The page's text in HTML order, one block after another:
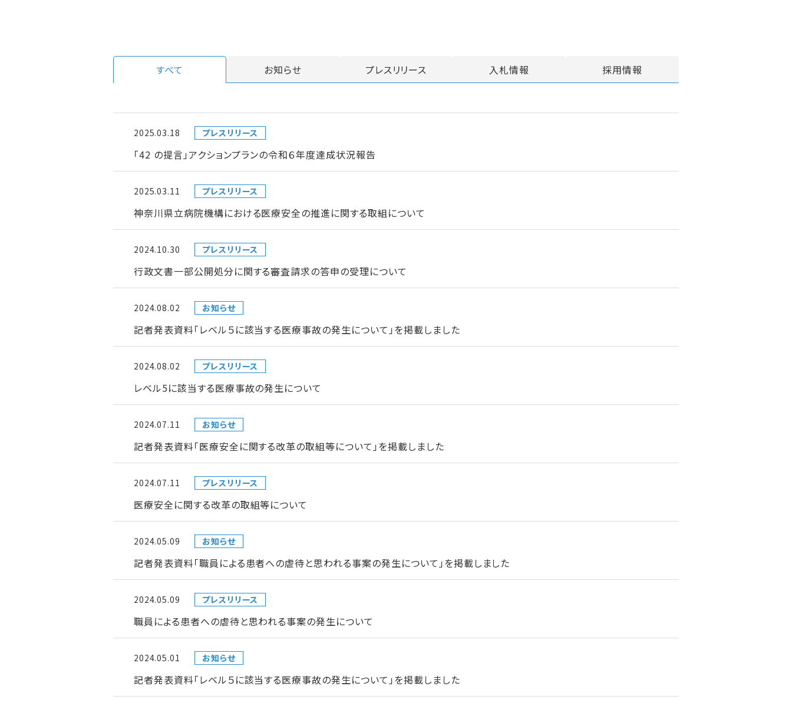
すべて お知らせ プレスリリース 入札情報 採用情報
2025.03.18 プレスリリース
「42 の提言」アクションプランの令和６年度達成状況報告
2025.03.11 プレスリリース
神奈川県立病院機構における医療安全の推進に関する取組について
2024.10.30 プレスリリース
行政文書一部公開処分に関する審査請求の答申の受理について
2024.08.02 お知らせ
記者発表資料「レベル５に該当する医療事故の発生について」を掲載しました
2024.08.02 プレスリリース
レベル5に該当する医療事故の発生について
2024.07.11 お知らせ
記者発表資料「医療安全に関する改革の取組等について」を掲載しました
2024.07.11 プレスリリース
医療安全に関する改革の取組等について
2024.05.09 お知らせ
記者発表資料「職員による患者への虐待と思われる事案の発生について」を掲載しました
2024.05.09 プレスリリース
職員による患者への虐待と思われる事案の発生について
2024.05.01 お知らせ
記者発表資料「レベル５に該当する医療事故の発生について」を掲載しました